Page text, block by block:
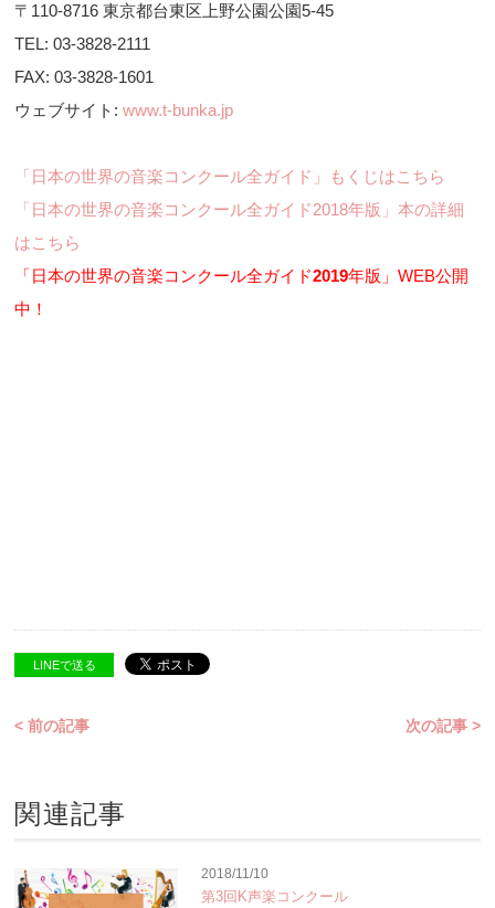
〒110-8716 東京都台東区上野公園公園5-45
TEL: 03-3828-2111
FAX: 03-3828-1601
ウェブサイト:www.t-bunka.jp
「日本の世界の音楽コンクール全ガイド」もくじはこちら
「日本の世界の音楽コンクール全ガイド2018年版」本の詳細
はこちら
「日本の世界の音楽コンクール全ガイド2019年版」WEB公開
中！
LINEで送る
< 前の記事 次の記事 >
関連記事
2018/11/10
第3回K声楽コンクール